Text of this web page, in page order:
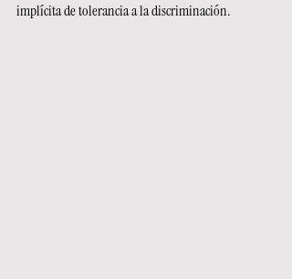
implícita de tolerancia a la discriminación.